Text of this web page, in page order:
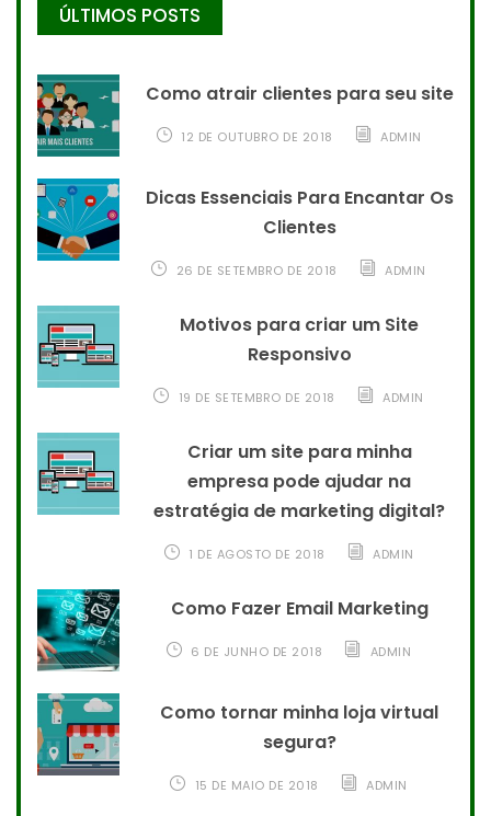
ÚLTIMOS POSTS
Como atrair clientes para seu site
12 DE OUTUBRO DE 2018 ADMIN
Dicas Essenciais Para Encantar Os
Clientes
26 DE SETEMBRO DE 2018 ADMIN
Motivos para criar um Site
Responsivo
19 DE SETEMBRO DE 2018 ADMIN
Criar um site para minha
empresa pode ajudar na
estratégia de marketing digital?
1 DE AGOSTO DE 2018 ADMIN
Como Fazer Email Marketing
6 DE JUNHO DE 2018 ADMIN
Como tornar minha loja virtual
segura?
15 DE MAIO DE 2018 ADMIN